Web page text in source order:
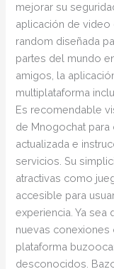
mejorar su
aplicación de video
random diseñada
partes del mundo
amigos, la
multiplataforma
Es recomendable
de Mnogochat
actualizada e
servicios. Su
atractivas como
accesible para
experiencia. Ya
nuevas conexiones
plataforma
desconocidos.